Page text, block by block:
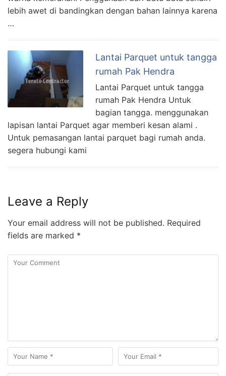
lebih awet di bandingkan dengan bahan lainnya karena
…
Lantai Parquet untuk tangga
rumah Pak Hendra
Lantai Parquet untuk tangga
rumah Pak Hendra Untuk
bagian tangga. menggunakan
lapisan lantai Parquet agar memberi kesan alami .
Untuk pemasangan lantai parquet bagi rumah anda.
segera hubungi kami
Leave a Reply
Your email address will not be published. Required
fields are marked *